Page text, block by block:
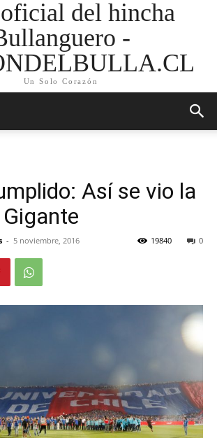
del hincha
-
Un Solo Corazón
Así se vio la
- 5 noviembre, 2016 0
19840